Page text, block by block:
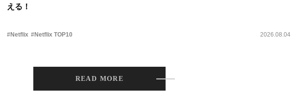
える！
#Netflix #Netflix TOP10 2026.08.04
READ MORE